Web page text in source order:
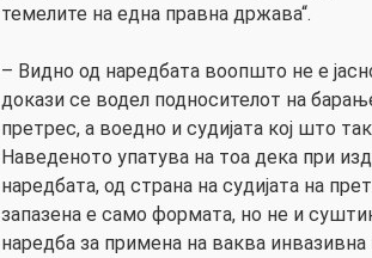
темелите на една правна држава“.
– Видно од наредбата воопшто не е
докази се водел подносителот на
претрес, а воедно и судијата кој што
Наведеното упатува на тоа дека при
наредбата, од страна на судијата на
запазена е само формата, но не и
наредба за примена на ваква